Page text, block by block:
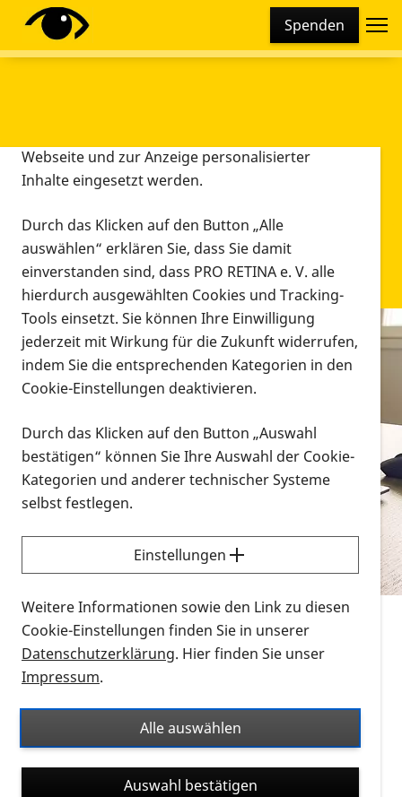
Spenden
Infomaterial
Infomaterial
Vorlesen
Alle Infomaterialien in verschiedenen
Formaten an einem Ort
Sie möchten wissen, wie Sie nach Infonmaterial
suchen und dieses bestellen bzw. herunterladen
können? Schauen Sie sich dieErklärvideos zum
Thema Infomaterial auf der PRO RETINA-Website
für blinde und sehbehinderte Menschen an.
Auf dieser Seite finden Sie sämtliches Infomaterial
Ort. Nutzen Sie den Formatfilter, um ausschließlich
nach Flyern und Broschüren, Audios oder Videos zu
suchen. Die meisten Flyer und Broschüren werden in
verschiedenen Formaten angeboten: zur
Diese Webseite setzt verschiedene Cookies und
Tracking-Tools ein. Dies beinhaltet Cookies und
Webseite und zur Anzeige personalisierter
Inhalte eingesetzt werden.
Durch das Klicken auf den Button „Alle
auswählen“ erklären Sie, dass Sie damit
einverstanden sind, dass PRO RETINA e. V. alle
hierdurch ausgewählten Cookies und Tracking-
Tools einsetzt. Sie können Ihre Einwilligung
jederzeit mit Wirkung für die Zukunft widerrufen,
indem Sie die entsprechenden Kategorien in den
Cookie-Einstellungen deaktivieren.
Durch das Klicken auf den Button „Auswahl
bestätigen“ können Sie Ihre Auswahl der Cookie-
Kategorien und anderer technischer Systeme
selbst festlegen.
Einstellungen
Weitere Informationen sowie den Link zu diesen
Cookie-Einstellungen finden Sie in unserer
Datenschutzerklärung. Hier finden Sie unser
Impressum.
Alle auswählen
Auswahl bestätigen